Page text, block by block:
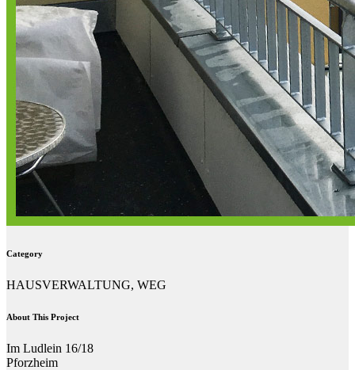
Category
HAUSVERWALTUNG, WEG
About This Project
Im Ludlein 16/18
Pforzheim